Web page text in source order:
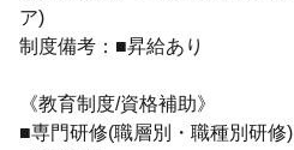
ア)
制度備考：■昇給あり
《教育制度/資格補助》
■専門研修(職層別・職種別研修)